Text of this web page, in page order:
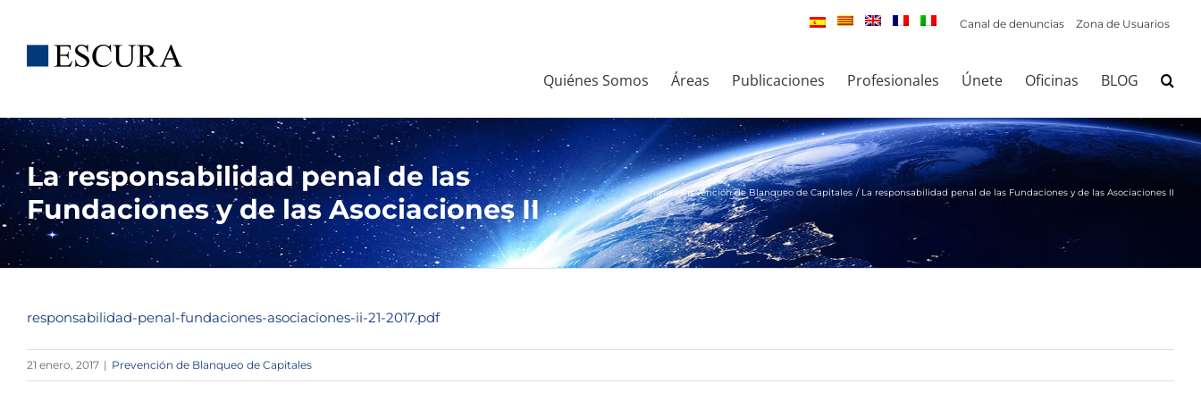
contenido
Canal de denuncias Zona de Usuarios
Quiénes Somos Áreas Publicaciones Profesionales Únete Oficinas BLOG
La responsabilidad penal de las
Fundaciones y de las Asociaciones II
Inicio Prevención de Blanqueo de Capitales La responsabilidad penal de las Fundaciones y de las Asociaciones II
responsabilidad-penal-fundaciones-asociaciones-ii-21-2017.pdf
21 enero, 2017 | Prevención de Blanqueo de Capitales